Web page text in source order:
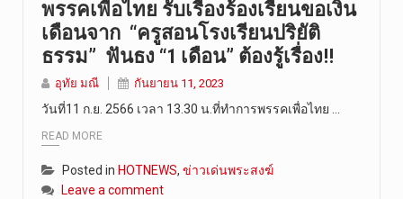
พรรคเพื่อไทย รับเรื่องร้องเรียนขอเงิน
เดือนจาก “ครูสอนโรงเรียนปริยัติ
ธรรม” ฟันธง “1 เดือน” ต้องรู้เรื่อง!!
อุทัย มณี กันยายน 11, 2023
วันที่11 ก.ย. 2566 เวลา 13.30 น.ที่ทำการพรรคเพื่อไทย …
READ MORE
Posted in HOTNEWS, ข่าวเด่นพระสงฆ์
Leave a comment